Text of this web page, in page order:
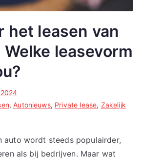
het leasen van
leasevorm
,Autonieuws, Private lease, Zakelijk
auto wordt steeds populairder,
als bij bedrijven. Maar wat